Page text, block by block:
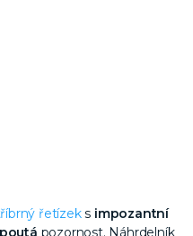
řetízeks impozantní
pozornost. Náhrdelník